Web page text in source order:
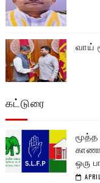
வாய்
கட்டுரை
ஒரு